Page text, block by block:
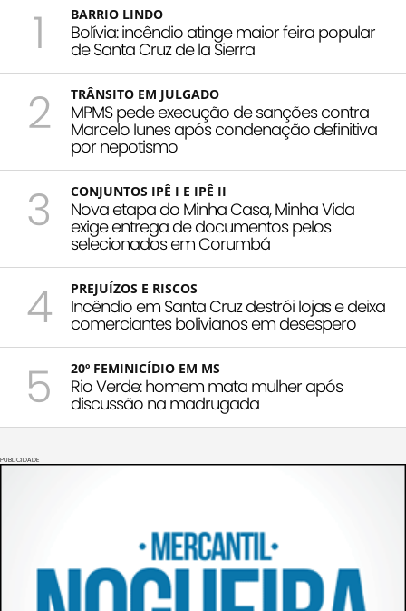
1 BARRIO LINDO
Bolívia: incêndio atinge maior feira popular
de Santa Cruz de la Sierra
2 TRÂNSITO EM JULGADO
MPMS pede execução de sanções contra
Marcelo Iunes após condenação definitiva
por nepotismo
3 CONJUNTOS IPÊ I E IPÊ II
Nova etapa do Minha Casa, Minha Vida
exige entrega de documentos pelos
selecionados em Corumbá
4 PREJUÍZOS E RISCOS
Incêndio em Santa Cruz destrói lojas e deixa
comerciantes bolivianos em desespero
5 20º FEMINICÍDIO EM MS
Rio Verde: homem mata mulher após
discussão na madrugada
PUBLICIDADE